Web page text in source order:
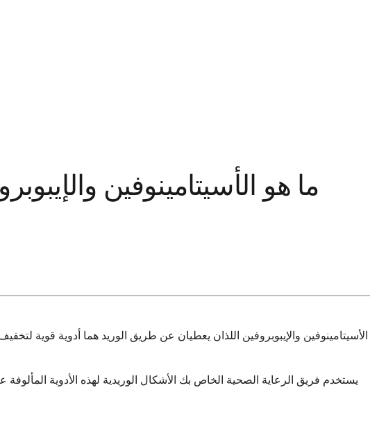
ما هو الأسيتامينوفين
الأسيتامينوفين والإيبوبروفين اللذان يعطيان عن طريق الوريد هما أدوية قوية
يستخدم فريق الرعاية الصحية الخاص بك الأشكال الوريدية لهذه الأدوية